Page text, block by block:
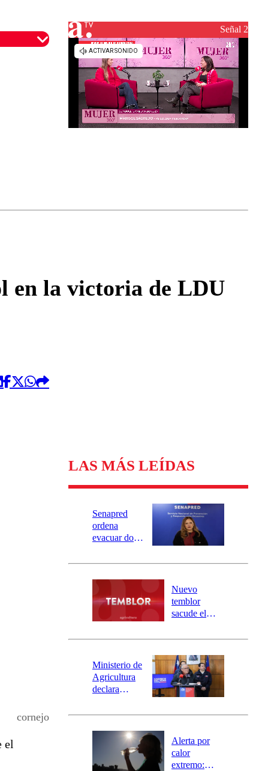
Señal 2
en la victoria de LDU
cornejo
el
LAS MÁS LEÍDAS
Senapred
ordena
evacuar dos
Carahue por
río Damas:
activa
mensajería
SAE
Nuevo
temblor
sacude el
revisa la
epicentro
Ministerio de
Agricultura
declara
agrícola para
Alerta por
calor
extremo: